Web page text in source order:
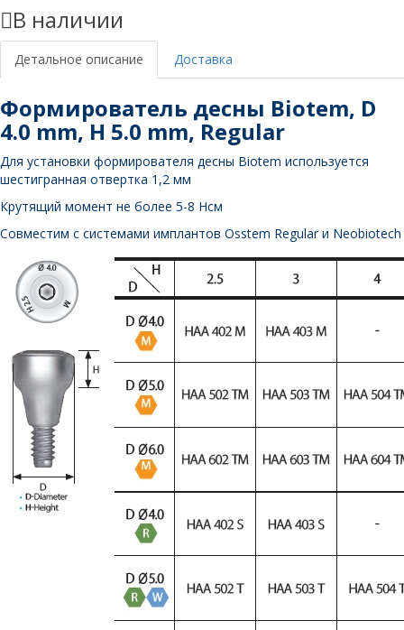
mm,
H
mm,
В наличии
Детальное описание Доставка
Формирователь десны Biotem, D
4.0 mm, H 5.0 mm, Regular
Для установки формирователя десны Biotem используется
шестигранная отвертка 1,2 мм
Крутящий момент не более 5-8 Нсм
Совместим с системами имплантов Osstem Regular и Neobiotech